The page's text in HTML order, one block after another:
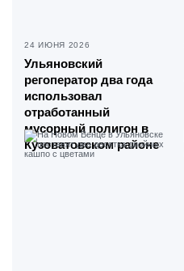
24 ИЮНЯ 2026
Ульяновский
регоператор два года
использовал
отработанный
мусорный полигон в
Кузоватовском районе